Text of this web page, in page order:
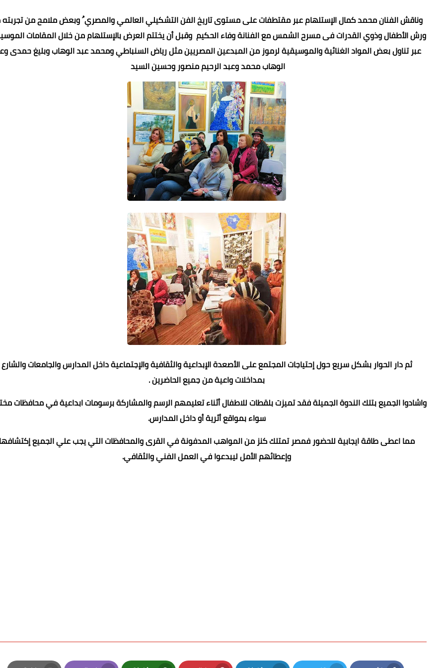
وناقش الفنان محمد كمال الإستلهام عبر مقتطفات على مستوى تاريخ الفن التشكيلي العالمي والمصري ُ وبعض ملامح من
ورش الأطفال وذوي القدرات فى مسرح الشمس مع الفنانة وفاء الحكيم وقبل أن يختتم العرض بالإستلهام من خلال المقامات
عبر تناول بعض المواد الغنائية والموسيقية لرموز من المبدعين المصريين مثل رياض السنباطي ومحمد عبد الوهاب وبليغ حمدى
الوهاب محمد وعبد الرحيم منصور وحسين السيد
ثم دار الحوار بشكل سريع حول إحتياجات المجتمع على الأصعدة الإبداعية والثقافية والإجتماعية داخل المدارس والجامعات والشارع
بمداخلات واعية من جميع الحاضرين .
واشادوا الجميع بتلك الندوة الجميلة فقد تميزت بلقطات للاطفال أثناء تعليمهم الرسم والمشاركة برسومات ابداعية في محافظات
سواء بمواقع أثرية أو داخل المدارس.
مما اعطى طاقة ايجابية للحضور فمصر تمتلك كنز من المواهب المدفونة في القرى والمحافظات التي يجب علي الجميع
وإعطائهم الأمل ليبدعوا في العمل الفني والثقافي.